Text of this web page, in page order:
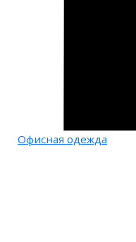
Офисная одежда